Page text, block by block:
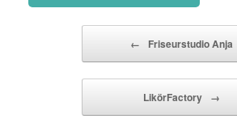
← Friseurstudio Anja
LikörFactory →